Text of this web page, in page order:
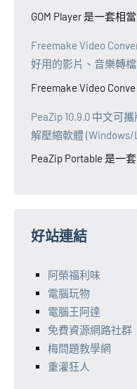
GOM Player 是一套相
Freemake Video
好用的影片、音樂轉
Freemake Video
PeaZip 10.9.0 中文可
解壓縮軟體 (Windows/
PeaZip Portable 是一
好站連結
阿榮福利味
電腦玩物
電腦王阿達
免費資源網路社群
梅問題教學網
重灌狂人